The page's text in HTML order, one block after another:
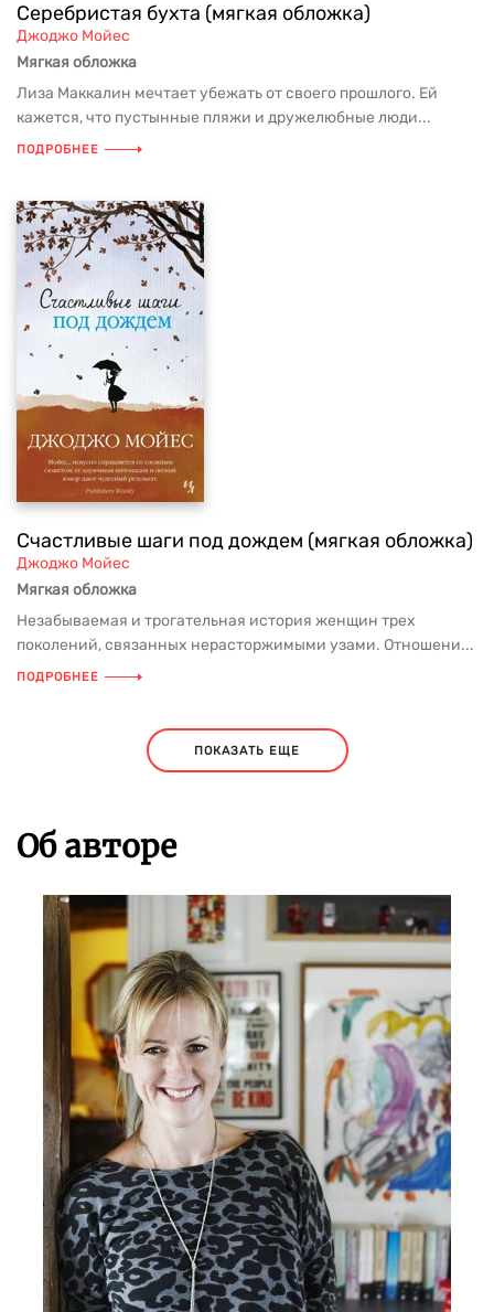
Серебристая бухта (мягкая обложка)
Джоджо Мойес
Мягкая обложка
Лиза Маккалин мечтает убежать от своего прошлого. Ей
кажется, что пустынные пляжи и дружелюбные люди...
ПОДРОБНЕЕ
Счастливые шаги под дождем (мягкая обложка)
Джоджо Мойес
Мягкая обложка
Незабываемая и трогательная история женщин трех
поколений, связанных нерасторжимыми узами. Отношени...
ПОДРОБНЕЕ
ПОКАЗАТЬ ЕЩЕ
Об авторе